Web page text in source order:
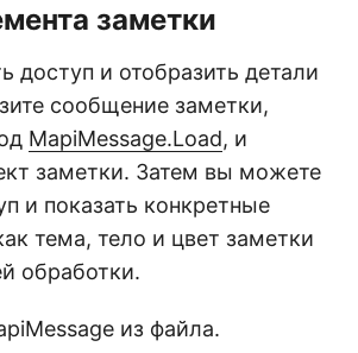
заметки
доступ и отобразить детали
сообщение заметки,
MapiMessage.Load, и
заметки. Затем вы можете
и показать конкретные
тема, тело и цвет заметки
обработки.
из файла.